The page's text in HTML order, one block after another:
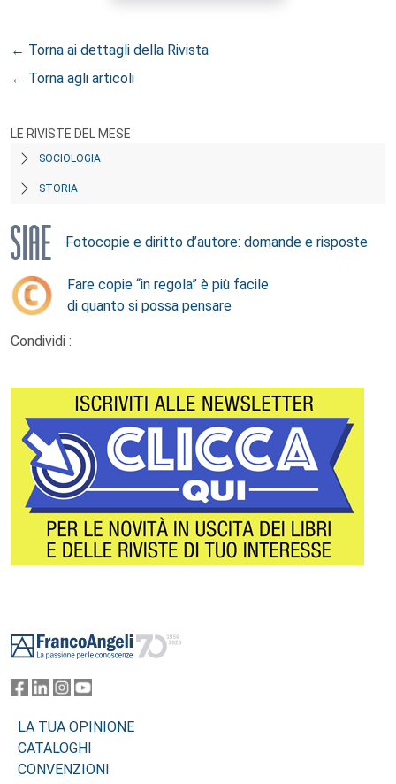
← Torna ai dettagli della Rivista
← Torna agli articoli
LE RIVISTE DEL MESE
SOCIOLOGIA
STORIA
Fotocopie e diritto d’autore: domande e risposte
Fare copie “in regola” è più facile
di quanto si possa pensare
Condividi :
LA TUA OPINIONE
CATALOGHI
CONVENZIONI